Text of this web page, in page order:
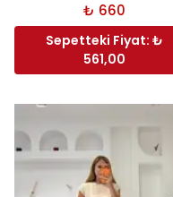
₺ 660
Sepetteki Fiyat: ₺
561,00